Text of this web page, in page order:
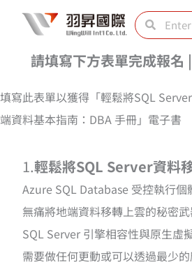
content
SearchSearch
請填寫下方表單完成報名
填寫此表單以獲得「輕鬆將SQL
端資料基本指南：DBA 手冊」電子書
1.輕鬆將SQL Server資料
Azure SQL Database 受控執行個
無痛將地端資料移轉上雲的秘密
SQL Server 引擎相容性與原生虛
需要做任何更動或可以透過最少